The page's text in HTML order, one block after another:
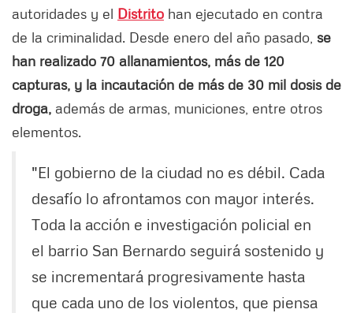
autoridades y el Distrito han ejecutado en contra
de la criminalidad. Desde enero del año pasado, se
han realizado 70 allanamientos, más de 120
capturas, y la incautación de más de 30 mil dosis de
droga, además de armas, municiones, entre otros
elementos.
"El gobierno de la ciudad no es débil. Cada
desafío lo afrontamos con mayor interés.
Toda la acción e investigación policial en
el barrio San Bernardo seguirá sostenido y
se incrementará progresivamente hasta
que cada uno de los violentos, que piensa